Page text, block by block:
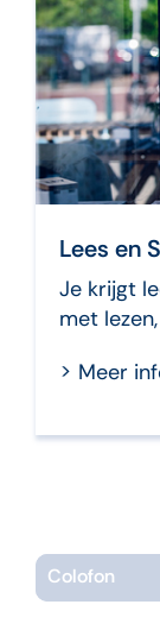
Lees en
Je krijgt
met
> Meer
Colofon